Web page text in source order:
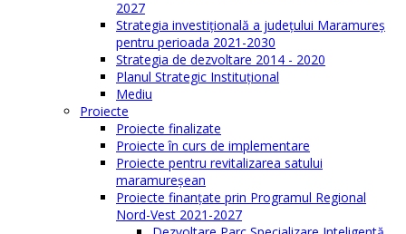
2027
Strategia investiţională a județului Maramureș
pentru perioada 2021-2030
Strategia de dezvoltare 2014 - 2020
Planul Strategic Instituţional
Mediu
Proiecte
Proiecte finalizate
Proiecte în curs de implementare
Proiecte pentru revitalizarea satului
maramureşean
Proiecte finanțate prin Programul Regional
Nord-Vest 2021-2027